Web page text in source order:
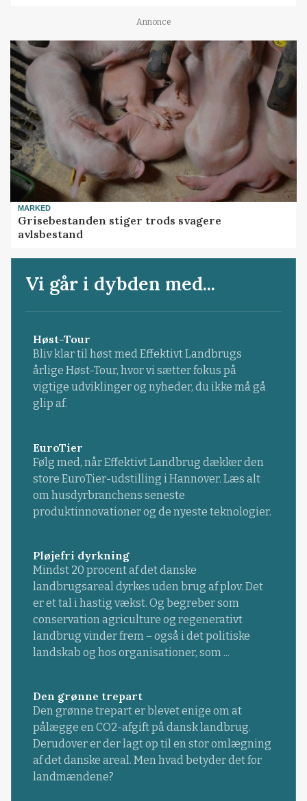
Annonce
MARKED
Grisebestanden stiger trods svagere
avlsbestand
Vi går i dybden med...
Høst-Tour
Bliv klar til høst med Effektivt Landbrugs
årlige Høst-Tour, hvor vi sætter fokus på
vigtige udviklinger og nyheder, du ikke må gå
glip af.
EuroTier
Følg med, når Effektivt Landbrug dækker den
store EuroTier-udstilling i Hannover. Læs alt
om husdyrbranchens seneste
produktinnovationer og de nyeste teknologier.
Pløjefri dyrkning
Mindst 20 procent af det danske
landbrugsareal dyrkes uden brug af plov. Det
er et tal i hastig vækst. Og begreber som
conservation agriculture og regenerativt
landbrug vinder frem – også i det politiske
landskab og hos organisationer, som ...
Den grønne trepart
Den grønne trepart er blevet enige om at
pålægge en CO2-afgift på dansk landbrug.
Derudover er der lagt op til en stor omlægning
af det danske areal. Men hvad betyder det for
landmændene?